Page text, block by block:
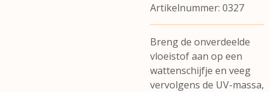
Artikelnummer: 0327
Breng de onverdeelde
vloeistof aan op een
wattenschijfje en veeg
vervolgens de UV-massa,